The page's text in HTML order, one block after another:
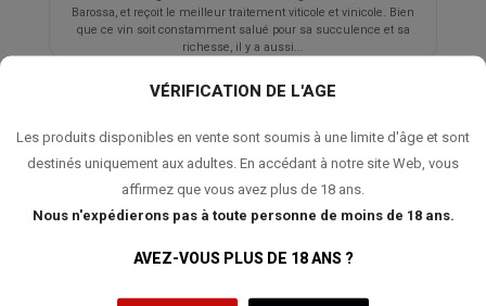
VÉRIFICATION DE L'AGE
Les produits disponibles en vente sont soumis à une limite d'âge et sont
destinés uniquement aux adultes. En accédant à notre site Web, vous
affirmez que vous avez plus de 18 ans.
Nous n'expédierons pas à toute personne de moins de 18 ans.
AVEZ-VOUS PLUS DE 18 ANS ?
Barossa, et reçoit le meilleur traitement viticole et vinicole. Bien
que ce vin soit constamment salué pour sa succulence et sa
richesse, il y a aussi...
VASSE FELIX Filius Chardonnay 2024